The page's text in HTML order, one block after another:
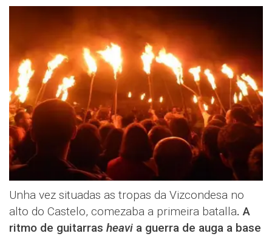
Unha vez situadas as tropas da Vizcondesa no
alto do Castelo, comezaba a primeira batalla. A
ritmo de guitarras heavi a guerra de auga a base